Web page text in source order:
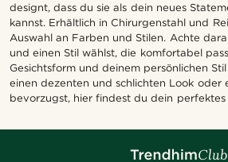
designt, dass du sie als dein neues
kannst. Erhältlich in Chirurgenstahl und
Auswahl an Farben und Stilen. Achte
und einen Stil wählst, die komfortabel
Gesichtsform und deinem persönlichen
einen dezenten und schlichten Look oder
bevorzugst, hier findest du dein perfektes